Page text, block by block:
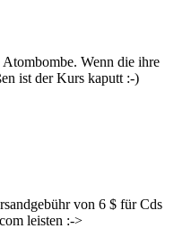
Wenn die ihre
ist der Kurs kaputt :-)
von 6 $ für Cds
leisten :->